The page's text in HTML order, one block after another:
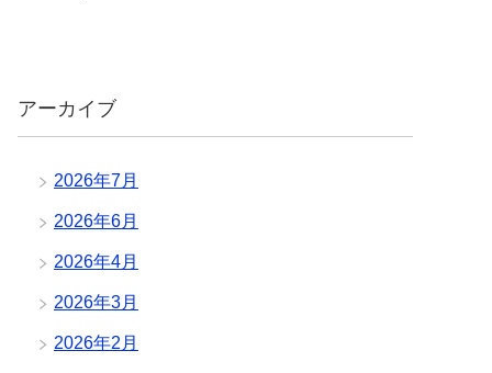
アーカイブ
2026年7月
2026年6月
2026年4月
2026年3月
2026年2月